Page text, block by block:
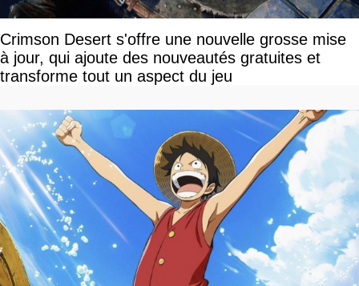
Crimson Desert s'offre une nouvelle grosse mise
à jour, qui ajoute des nouveautés gratuites et
transforme tout un aspect du jeu